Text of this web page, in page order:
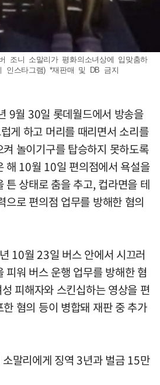
조니 소말리가 평화의소녀상에 입맞춤하
인스타그램) *재판매 및 DB 금지
9월 30일 롯데월드에서 방송을
게 하고 머리를 때리면서 소리를
놀이기구를 탑승하지 못하도록
해 10월 10일 편의점에서 욕설을
튼 상태로 춤을 추고, 컵라면을 테
으로 편의점 업무를 방해한 혐의
10월 23일 버스 안에서 시끄러
피워 버스 운행 업무를 방해한 혐
피해자와 스킨십하는 영상을 편
혐의 등이 병합돼 재판 중 추가
말리에게 징역 3년과 벌금 15만